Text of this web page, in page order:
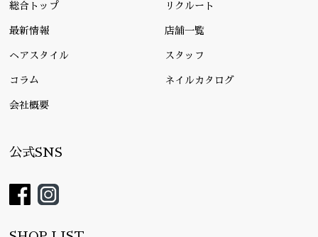
総合トップ リクルート
最新情報 店舗一覧
ヘアスタイル スタッフ
コラム ネイルカタログ
会社概要
公式SNS